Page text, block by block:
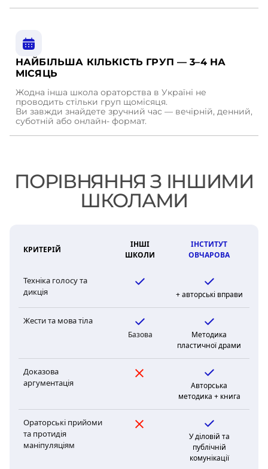
НАЙБІЛЬША КІЛЬКІСТЬ ГРУП — 3–4 НА
МІСЯЦЬ
Жодна інша школа ораторства в Україні не
проводить стільки груп щомісяця.
Ви завжди знайдете зручний час — вечірній, денний,
суботній або онлайн- формат.
ПОРІВНЯННЯ З ІНШИМИ
ШКОЛАМИ
КРИТЕРІЙ
ІНШІ
ШКОЛИ
ІНСТИТУТ
ОВЧАРОВА
Техніка голосу та
дикція
+ авторські вправи
Жести та мова тіла
Базова
Методика
пластичної драми
Доказова
аргументація
Авторська
методика + книга
Ораторські прийоми
та протидія
маніпуляціям
У діловій та
публічній
комунікації